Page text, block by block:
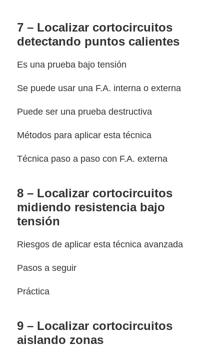
7 – Localizar cortocircuitos
detectando puntos calientes
Es una prueba bajo tensión
Se puede usar una F.A. interna o externa
Puede ser una prueba destructiva
Métodos para aplicar esta técnica
Técnica paso a paso con F.A. externa
8 – Localizar cortocircuitos
midiendo resistencia bajo
tensión
Riesgos de aplicar esta técnica avanzada
Pasos a seguir
Práctica
9 – Localizar cortocircuitos
aislando zonas